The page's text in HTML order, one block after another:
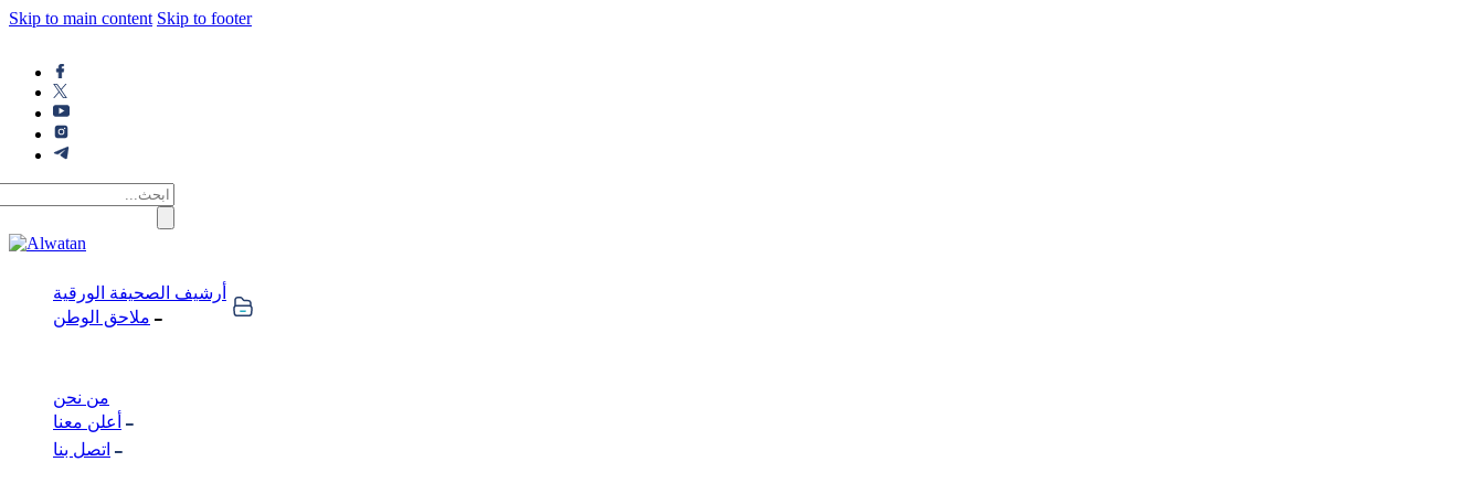
Skip to main content Skip to footer
أرشيف الصحيفة الورقية
ملاحق الوطن
من نحن
أعلن معنا
اتصل بنا